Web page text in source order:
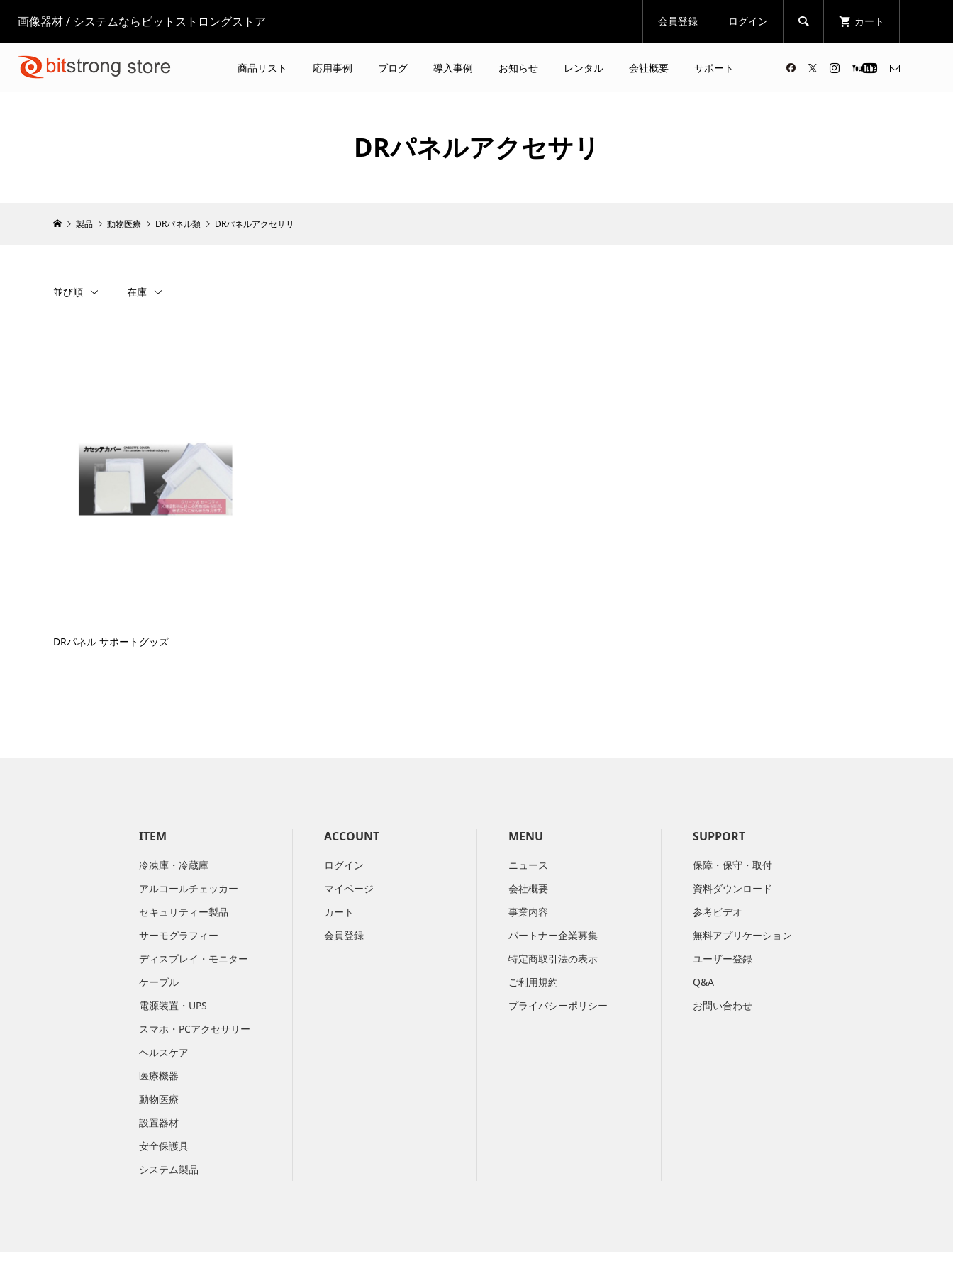
画像器材 / システムならビットストロングストア 会員登録 ログイン  カート
商品リスト 応用事例 ブログ 導入事例 お知らせ レンタル 会社概要 サポート
DRパネルアクセサリ
製品 動物医療 DRパネル類 DRパネルアクセサリ
並び順 在庫
DRパネル サポートグッズ
ITEM
冷凍庫・冷蔵庫
アルコールチェッカー
セキュリティー製品
サーモグラフィー
ディスプレイ・モニター
ケーブル
電源装置・UPS
スマホ・PCアクセサリー
ヘルスケア
医療機器
動物医療
設置器材
安全保護具
システム製品
ACCOUNT
ログイン
マイページ
カート
会員登録
MENU
ニュース
会社概要
​事業内容
パートナー企業募集
特定商取引法の表示
ご利用規約
プライバシーポリシー
SUPPORT
保障・保守・取付
資料ダウンロード
参考ビデオ
無料アプリケーション
ユーザー登録
Q&A
お問い合わせ